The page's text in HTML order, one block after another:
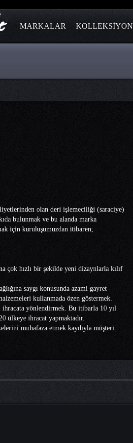
MARKALAR KOLLEKSİYON
olan deri işlemeciliği (saraciye)
bulunmak ve bu alanda marka
için kuruluşumuzdan itibaren;
çok hızlı bir şekilde yeni dizaynlarla kılıf
saygı konusunda azami gayret
kullanmada özen göstermek.
ihracata yönlendirmek. Bu itibarla 10 yıl
ülkeye ihracat yapmaktadır.
muhafaza etmek kaydıyla müşteri